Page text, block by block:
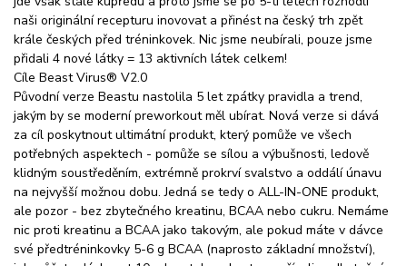
naši originální recepturu inovovat a přinést na český trh zpět
krále českých před tréninkovek. Nic jsme neubírali, pouze jsme
přidali 4 nové látky = 13 aktivních látek celkem!
Cíle Beast Virus® V2.0
Původní verze Beastu nastolila 5 let zpátky pravidla a trend,
jakým by se moderní preworkout měl ubírat. Nová verze si dává
za cíl poskytnout ultimátní produkt, který pomůže ve všech
potřebných aspektech - pomůže se sílou a výbušnosti, ledově
klidným soustředěním, extrémně prokrví svalstvo a oddálí únavu
na nejvyšší možnou dobu. Jedná se tedy o ALL-IN-ONE produkt,
ale pozor - bez zbytečného kreatinu, BCAA nebo cukru. Nemáme
nic proti kreatinu a BCAA jako takovým, ale pokud máte v dávce
své předtréninkovky 5-6 g BCAA (naprosto základní množství),